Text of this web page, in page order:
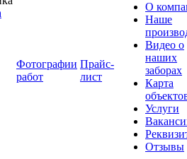
Фотографии
работ
Прайс-
лист
О
Наше
Видео о
наших
заборах
Карта
Услуги
Отзывы